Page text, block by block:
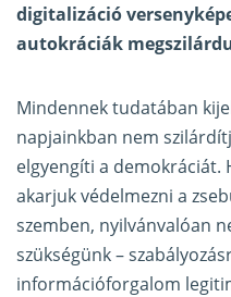
digitalizáció
autokráciák
Mindennek tudatában
napjainkban nem
elgyengíti a demokráciát.
akarjuk védelmezni a
szemben, nyilvánvalóan
szükségünk –
információforgalom